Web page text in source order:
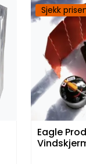
Sjekk
Eagle